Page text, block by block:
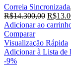
Correia Sincronizada,
R$14.300,00 R$
Adicionar ao
Comparar
Visualização Rápida
Adicionar à Lista de
-9%